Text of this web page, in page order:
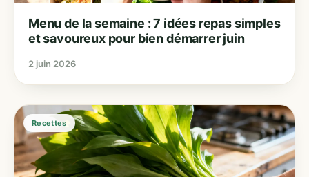
Menu de la semaine : 7 idées repas simples
et savoureux pour bien démarrer juin
2 juin 2026
Recettes